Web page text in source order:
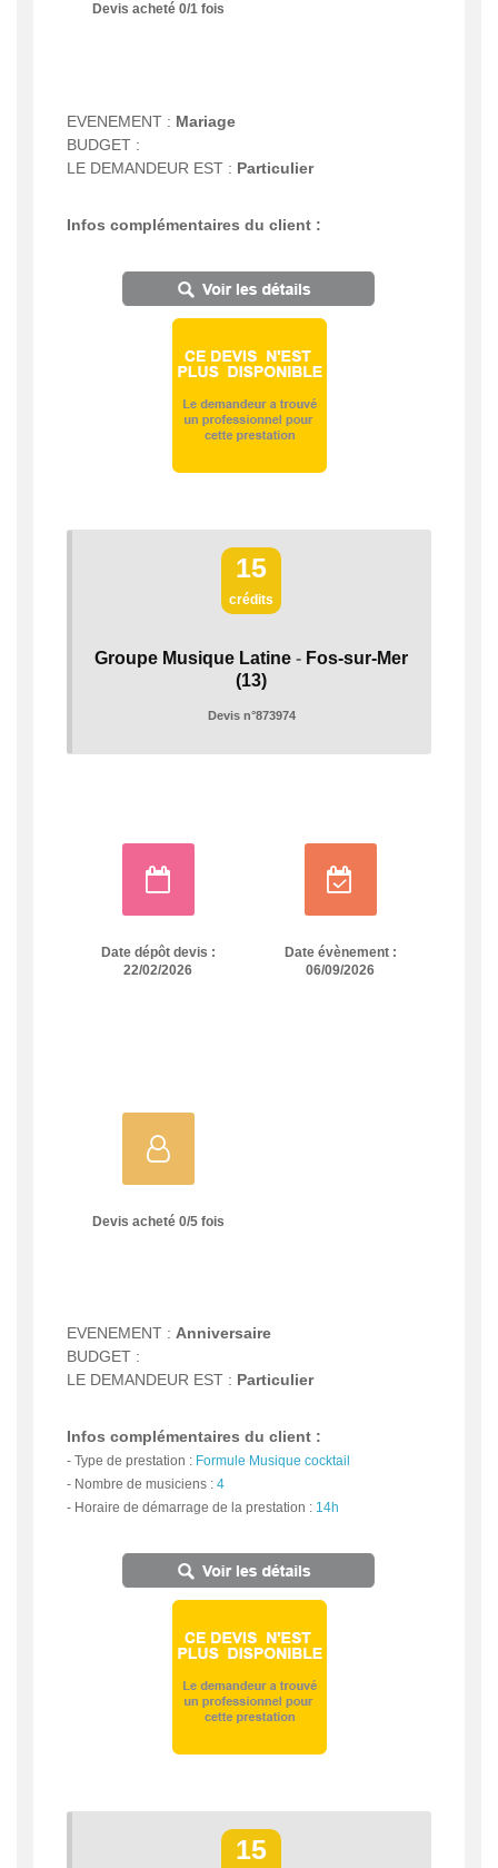
Devis acheté 0/1fois
EVENEMENT : Mariage
BUDGET :
LE DEMANDEUR EST : Particulier
Infos complémentaires du client :
15
crédits
Groupe Musique Latine - Fos-sur-Mer
(13)
Devis n°873974
Date dépôt devis :
22/02/2026
Date évènement :
06/09/2026
Devis acheté 0/5fois
EVENEMENT : Anniversaire
BUDGET :
LE DEMANDEUR EST : Particulier
Infos complémentaires du client :
- Type de prestation : Formule Musique cocktail
- Nombre de musiciens : 4
- Horaire de démarrage de la prestation : 14h
15